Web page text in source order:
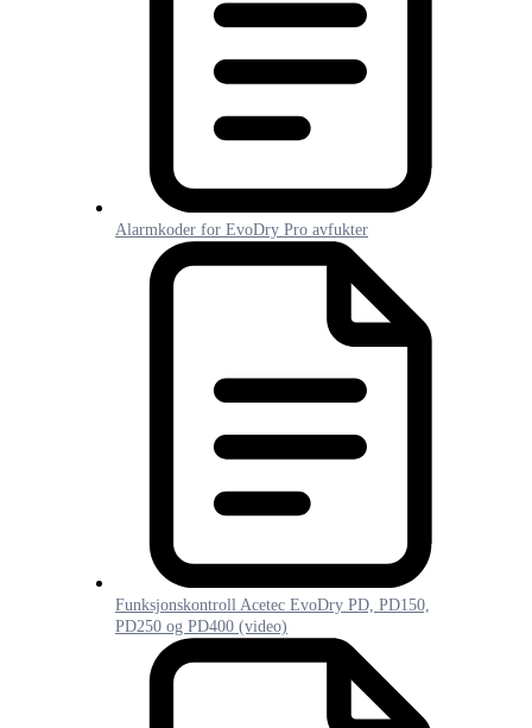
Alarmkoder for EvoDry Pro avfukter
Funksjonskontroll Acetec EvoDry PD, PD150,
PD250 og PD400 (video)